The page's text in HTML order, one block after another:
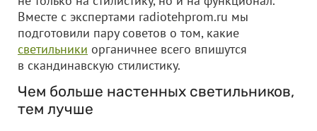
Вместе с экспертами radiotehprom.ru мы
подготовили пару советов о том, какие
светильники органичнее всего впишутся
в скандинавскую стилистику.
Чем больше настенных светильников,
тем лучше